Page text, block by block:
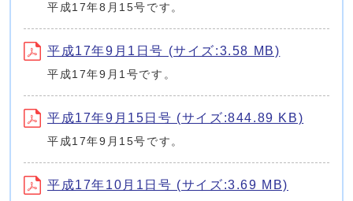
平成17年8月15号です。
平成17年9月1日号 (サイズ:3.58 MB)
平成17年9月1号です。
平成17年9月15日号 (サイズ:844.89 KB)
平成17年9月15号です。
平成17年10月1日号 (サイズ:3.69 MB)